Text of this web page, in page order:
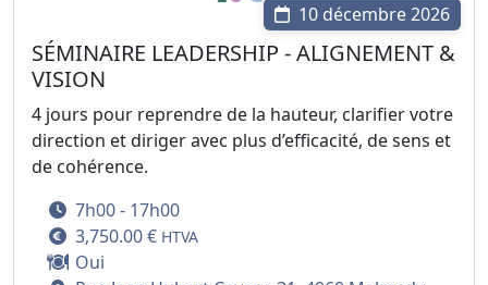
10 décembre 2026
SÉMINAIRE LEADERSHIP - ALIGNEMENT &
VISION
4 jours pour reprendre de la hauteur, clarifier votre
direction et diriger avec plus d’efficacité, de sens et
de cohérence.
7h00 - 17h00
3,750.00 € HTVA
Oui